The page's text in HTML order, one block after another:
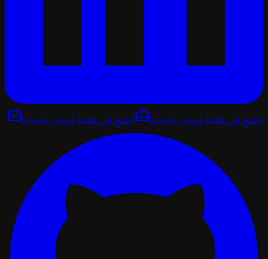
في علامة تبويب جديدة) (يفتح في علامة تبويب جديدة)